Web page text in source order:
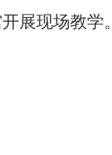
展现场教学。